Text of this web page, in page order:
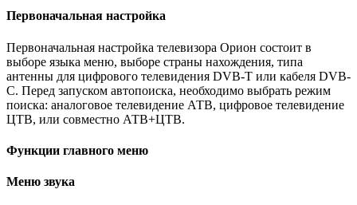
Первоначальная настройка
Первоначальная настройка телевизора Орион состоит в
выборе языка меню, выборе страны нахождения, типа
антенны для цифрового телевидения DVB-T или кабеля DVB-
C. Перед запуском автопоиска, необходимо выбрать режим
поиска: аналоговое телевидение АТВ, цифровое телевидение
ЦТВ, или совместно АТВ+ЦТВ.
Функции главного меню
Меню звука